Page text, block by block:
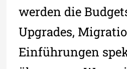
werden die
Upgrades,
Einführungen